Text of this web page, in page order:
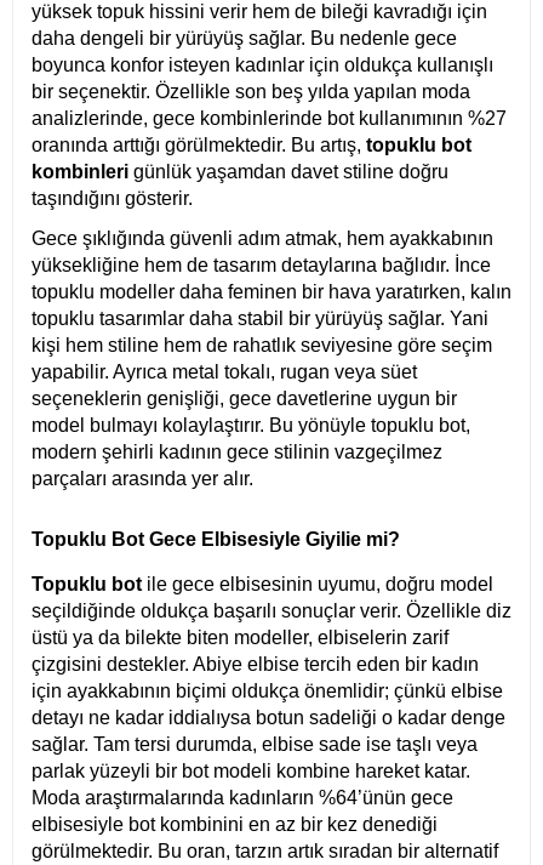
yüksek topuk hissini verir hem de bileği kavradığı için
daha dengeli bir yürüyüş sağlar. Bu nedenle gece
boyunca konfor isteyen kadınlar için oldukça kullanışlı
bir seçenektir. Özellikle son beş yılda yapılan moda
analizlerinde, gece kombinlerinde bot kullanımının %27
oranında arttığı görülmektedir. Bu artış, topuklu bot
kombinleri günlük yaşamdan davet stiline doğru
taşındığını gösterir.
Gece şıklığında güvenli adım atmak, hem ayakkabının
yüksekliğine hem de tasarım detaylarına bağlıdır. İnce
topuklu modeller daha feminen bir hava yaratırken, kalın
topuklu tasarımlar daha stabil bir yürüyüş sağlar. Yani
kişi hem stiline hem de rahatlık seviyesine göre seçim
yapabilir. Ayrıca metal tokalı, rugan veya süet
seçeneklerin genişliği, gece davetlerine uygun bir
model bulmayı kolaylaştırır. Bu yönüyle topuklu bot,
modern şehirli kadının gece stilinin vazgeçilmez
parçaları arasında yer alır.
Topuklu Bot Gece Elbisesiyle Giyilie mi?
Topuklu bot ile gece elbisesinin uyumu, doğru model
seçildiğinde oldukça başarılı sonuçlar verir. Özellikle diz
üstü ya da bilekte biten modeller, elbiselerin zarif
çizgisini destekler. Abiye elbise tercih eden bir kadın
için ayakkabının biçimi oldukça önemlidir; çünkü elbise
detayı ne kadar iddialıysa botun sadeliği o kadar denge
sağlar. Tam tersi durumda, elbise sade ise taşlı veya
parlak yüzeyli bir bot modeli kombine hareket katar.
Moda araştırmalarında kadınların %64’ünün gece
elbisesiyle bot kombinini en az bir kez denediği
görülmektedir. Bu oran, tarzın artık sıradan bir alternatif